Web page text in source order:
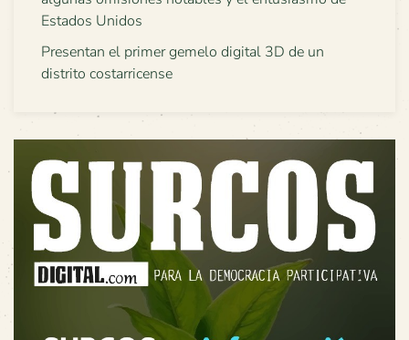
Estados Unidos
Presentan el primer gemelo digital 3D de un
distrito costarricense